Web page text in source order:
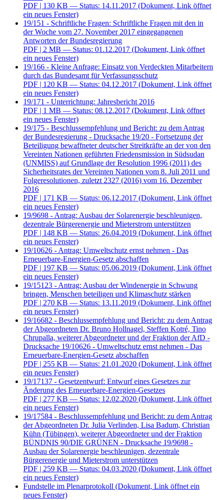
PDF | 130 KB — Status: 14.11.2017 (Dokument, Link öffnet
ein neues Fenster)
19/151 - Schriftliche Fragen: Schriftliche Fragen mit den in
der Woche vom 27. November 2017 eingegangenen
Antworten der Bundesregierung
PDF | 2 MB — Status: 01.12.2017 (Dokument, Link öffnet
ein neues Fenster)
19/166 - Kleine Anfrage: Einsatz von Verdeckten Mitarbeitern
durch das Bundesamt für Verfassungsschutz
PDF | 120 KB — Status: 04.12.2017 (Dokument, Link öffnet
ein neues Fenster)
19/171 - Unterrichtung: Jahresbericht 2016
PDF | 1 MB — Status: 08.12.2017 (Dokument, Link öffnet
ein neues Fenster)
19/175 - Beschlussempfehlung und Bericht: zu dem Antrag
der Bundesregierung - Drucksache 19/20 - Fortsetzung der
Beteiligung bewaffneter deutscher Streitkräfte an der von den
Vereinten Nationen geführten Friedensmission in Südsudan
(UNMISS) auf Grundlage der Resolution 1996 (2011) des
Sicherheitsrates der Vereinten Nationen vom 8. Juli 2011 und
Folgeresolutionen, zuletzt 2327 (2016) vom 16. Dezember
2016
PDF | 171 KB — Status: 06.12.2017 (Dokument, Link öffnet
ein neues Fenster)
19/9698 - Antrag: Ausbau der Solarenergie beschleunigen,
dezentrale Bürgerenergie und Mieterstrom unterstützen
PDF | 148 KB — Status: 26.04.2019 (Dokument, Link öffnet
ein neues Fenster)
19/10626 - Antrag: Umweltschutz ernst nehmen - Das
Erneuerbare-Energien-Gesetz abschaffen
PDF | 197 KB — Status: 05.06.2019 (Dokument, Link öffnet
ein neues Fenster)
19/15123 - Antrag: Ausbau der Windenergie in Schwung
bringen, Menschen beteiligen und Klimaschutz stärken
PDF | 270 KB — Status: 13.11.2019 (Dokument, Link öffnet
ein neues Fenster)
19/16682 - Beschlussempfehlung und Bericht: zu dem Antrag
der Abgeordneten Dr. Bruno Hollnagel, Steffen Kotré, Tino
Chrupalla, weiterer Abgeordneter und der Fraktion der AfD -
Drucksache 19/10626 - Umweltschutz ernst nehmen - Das
Erneuerbare-Energien-Gesetz abschaffen
PDF | 255 KB — Status: 21.01.2020 (Dokument, Link öffnet
ein neues Fenster)
19/17137 - Gesetzentwurf: Entwurf eines Gesetzes zur
Änderung des Erneuerbare-Energien-Gesetzes
PDF | 277 KB — Status: 12.02.2020 (Dokument, Link öffnet
ein neues Fenster)
19/17584 - Beschlussempfehlung und Bericht: zu dem Antrag
der Abgeordneten Dr. Julia Verlinden, Lisa Badum, Christian
Kühn (Tübingen), weiterer Abgeordneter und der Fraktion
BÜNDNIS 90/DIE GRÜNEN - Drucksache 19/9698 -
Ausbau der Solarenergie beschleunigen, dezentrale
Bürgerenergie und Mieterstrom unterstützen
PDF | 259 KB — Status: 04.03.2020 (Dokument, Link öffnet
ein neues Fenster)
Fundstelle im Plenarprotokoll (Dokument, Link öffnet ein
neues Fenster)